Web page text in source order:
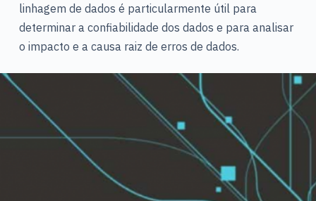
linhagem de dados é particularmente útil para
determinar a confiabilidade dos dados e para analisar
o impacto e a causa raiz de erros de dados.